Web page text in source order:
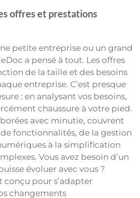
offres et prestations
petite entreprise ou un grand
a pensé à tout. Les offres
de la taille et des besoins
entreprise. C’est presque
: en analysant vos besoins,
chaussure à votre pied.
avec minutie, couvrent
fonctionnalités, de la gestion
à la simplification
Vous avez besoin d’un
évoluer avec vous ?
conçu pour s’adapter
changements